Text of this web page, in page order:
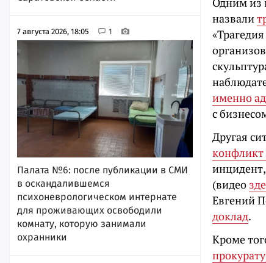
7 августа 2026, 18:05 1
Палата №6: после публикации в СМИ
в оскандалившемся
психоневрологическом интернате
для проживающих освободили
комнату, которую занимали
охранники
назвали
именно
с
Другая
конфликт
(видео
Евгений
доклад.
Кроме